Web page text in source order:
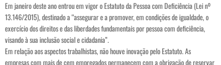
Em janeiro deste ano entrou em vigor o Estatuto da Pessoa com Deficiência (Lei nº
13.146/2015), destinado a “assegurar e a promover, em condições de igualdade, o
exercício dos direitos e das liberdades fundamentais por pessoa com deficiência,
visando à sua inclusão social e cidadania”.
Em relação aos aspectos trabalhistas, não houve inovação pelo Estatuto. As
empresas com mais de cem empregados permanecem com a obrigação de reservar